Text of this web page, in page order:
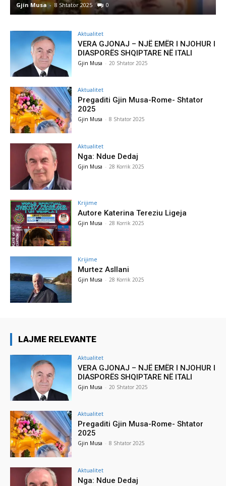
Gjin Musa - 8 Shtator 2025 0
Aktualitet
VERA GJONAJ – NJË EMËR I NJOHUR I
DIASPORËS SHQIPTARE NË ITALI
Gjin Musa - 20 Shtator 2025
Aktualitet
Pregaditi Gjin Musa-Rome- Shtator
2025
Gjin Musa - 8 Shtator 2025
Aktualitet
Nga: Ndue Dedaj
Gjin Musa - 28 Korrik 2025
Krijime
Autore Katerina Tereziu Ligeja
Gjin Musa - 28 Korrik 2025
Krijime
Murtez Asllani
Gjin Musa - 28 Korrik 2025
LAJME RELEVANTE
Aktualitet
VERA GJONAJ – NJË EMËR I NJOHUR I
DIASPORËS SHQIPTARE NË ITALI
Gjin Musa - 20 Shtator 2025
Aktualitet
Pregaditi Gjin Musa-Rome- Shtator
2025
Gjin Musa - 8 Shtator 2025
Aktualitet
Nga: Ndue Dedaj